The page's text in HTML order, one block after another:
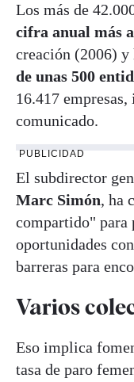
Los más de
cifra anual más
creación (2006) y
de unas 500
16.417
comunicado.
PUBLICIDAD
El subdirector
Marc Simón, ha
compartido" para
oportunidades
barreras para
Varios
Eso implica
tasa de paro